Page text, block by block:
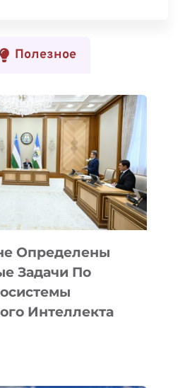
Полезное
Определены
Задачи По
Интеллекта